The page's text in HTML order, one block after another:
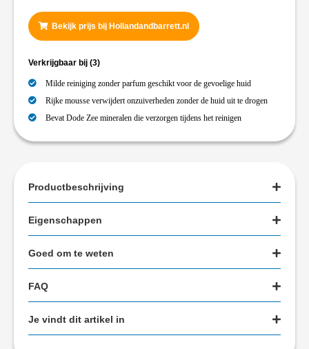
Bekijk prijs bij Hollandandbarrett.nl
Verkrijgbaar bij (3)
Milde reiniging zonder parfum geschikt voor de gevoelige huid
Rijke mousse verwijdert onzuiverheden zonder de huid uit te drogen
Bevat Dode Zee mineralen die verzorgen tijdens het reinigen
Productbeschrijving
Eigenschappen
Goed om te weten
FAQ
Je vindt dit artikel in